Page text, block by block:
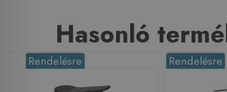
Hasonló
Rendelésre Rendelésre